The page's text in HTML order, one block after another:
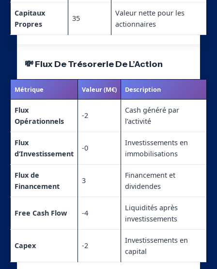
Capitaux
Propres
35
Valeur nette pour les
actionnaires
💸 Flux De Trésorerie De L’Action
Métrique Valeur (M€) Description
Flux
Opérationnels
-2
Cash généré par
l’activité
Flux
d’Investissement
-0
Investissements en
immobilisations
Flux de
Financement
3
Financement et
dividendes
Free Cash Flow -4
Liquidités après
investissements
Capex -2
Investissements en
capital